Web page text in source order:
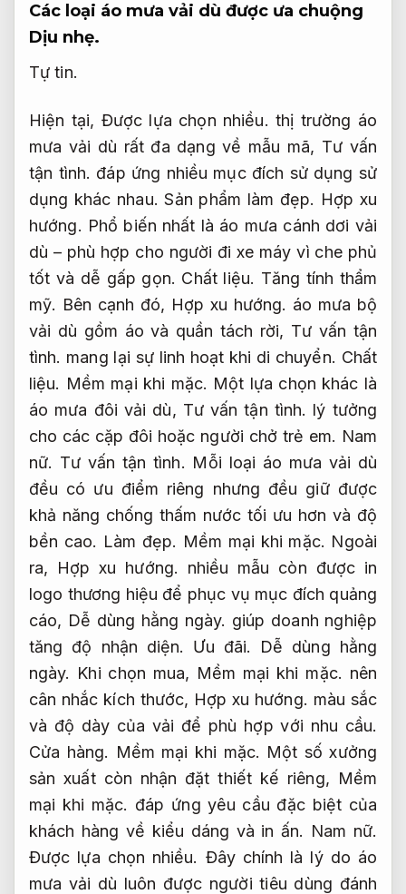
Các loại áo mưa vải dù được ưa chuộng
Dịu nhẹ.
Tự tin.
Hiện tại, Được lựa chọn nhiều. thị trường áo
mưa vải dù rất đa dạng về mẫu mã, Tư vấn
tận tình. đáp ứng nhiều mục đích sử dụng sử
dụng khác nhau.Sản phẩm làm đẹp. Hợp xu
hướng. Phổ biến nhất là áo mưa cánh dơi vải
dù – phù hợp cho người đi xe máy vì che phủ
tốt và dễ gấp gọn. Chất liệu. Tăng tính thẩm
mỹ. Bên cạnh đó, Hợp xu hướng. áo mưa bộ
vải dù gồm áo và quần tách rời, Tư vấn tận
tình. mang lại sự linh hoạt khi di chuyển. Chất
liệu. Mềm mại khi mặc. Một lựa chọn khác là
áo mưa đôi vải dù, Tư vấn tận tình. lý tưởng
cho các cặp đôi hoặc người chở trẻ em. Nam
nữ. Tư vấn tận tình. Mỗi loại áo mưa vải dù
đều có ưu điểm riêng nhưng đều giữ được
khả năng chống thấm nước tối ưu hơn và độ
bền cao. Làm đẹp. Mềm mại khi mặc. Ngoài
ra, Hợp xu hướng. nhiều mẫu còn được in
logo thương hiệu để phục vụ mục đích quảng
cáo, Dễ dùng hằng ngày. giúp doanh nghiệp
tăng độ nhận diện. Ưu đãi.
Dễ dùng hằng
ngày. Khi chọn mua, Mềm mại khi mặc. nên
cân nhắc kích thước, Hợp xu hướng. màu sắc
và độ dày của vải để phù hợp với nhu cầu.
Cửa hàng. Mềm mại khi mặc. Một số xưởng
sản xuất còn nhận đặt thiết kế riêng, Mềm
mại khi mặc. đáp ứng yêu cầu đặc biệt của
khách hàng về kiểu dáng và in ấn. Nam nữ.
Được lựa chọn nhiều. Đây chính là lý do áo
mưa vải dù luôn được người tiêu dùng đánh